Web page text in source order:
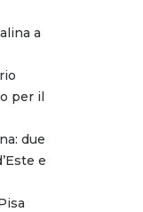
a
per il
due
e